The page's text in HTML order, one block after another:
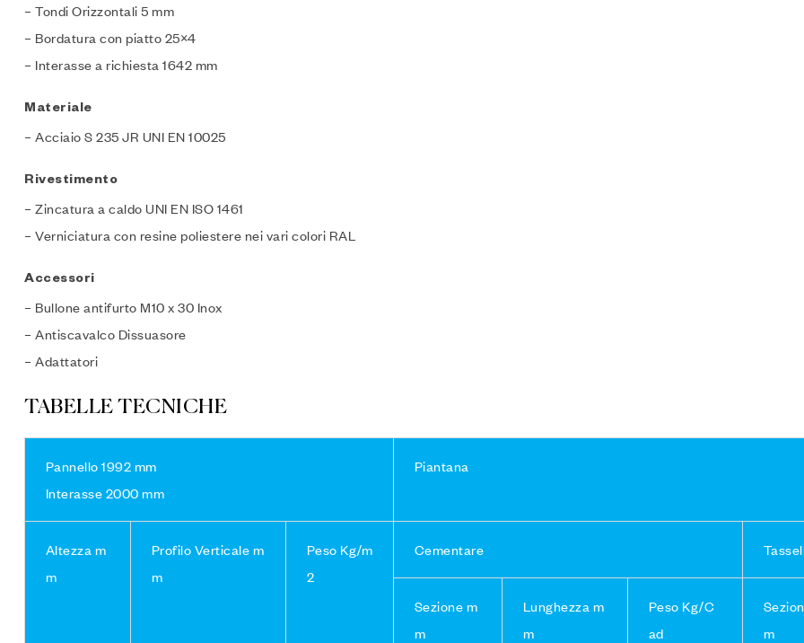
– Tondi Orizzontali 5 mm
– Bordatura con piatto 25×4
– Interasse a richiesta 1642 mm
Materiale
– Acciaio S 235 JR UNI EN 10025
Rivestimento
– Zincatura a caldo UNI EN ISO 1461
– Verniciatura con resine poliestere nei vari colori RAL
Accessori
– Bullone antifurto M10 x 30 Inox
– Antiscavalco Dissuasore
– Adattatori
TABELLE TECNICHE
Pannello 1992 mm
Interasse 2000 mm
Piantana
Altezza m
m
Profilo Verticale m
m
Peso Kg/m
2
Cementare
Sezione m
m
Lunghezza m
m
Peso Kg/C
ad
m